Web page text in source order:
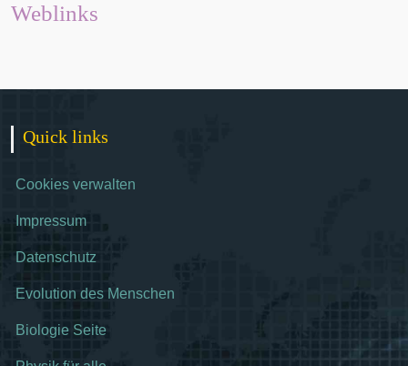
Weblinks
Quick links
Cookies verwalten
Impressum
Datenschutz
Evolution des Menschen
Biologie Seite